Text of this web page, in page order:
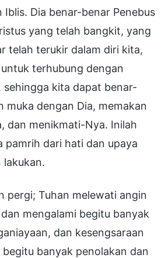
Iblis. Dia benar-benar Penebus
yang telah bangkit, yang
telah terukir dalam diri kita,
terhubung dengan
sehingga kita dapat benar-
muka dengan Dia, memakan
dan menikmati-Nya. Inilah
pamrih dari hati dan upaya
lakukan.
pergi; Tuhan melewati angin
mengalami begitu banyak
dan kesengsaraan
banyak penolakan dan